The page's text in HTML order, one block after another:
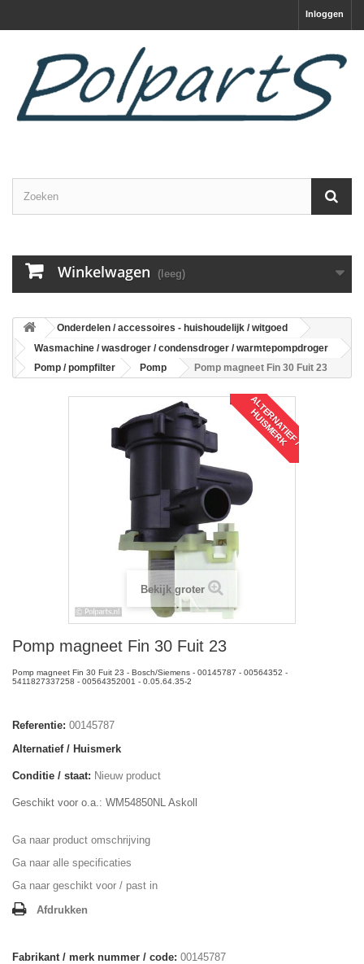
Inloggen
Winkelwagen (leeg)
Onderdelen / accessoires - huishoudelijk / witgoed
Wasmachine / wasdroger / condensdroger / warmtepompdroger
Pomp / pompfilter
Pomp Pomp magneet Fin 30 Fuit 23
A
L
T
E
R
N
A
T
I
E
F
/
H
U
I
S
M
E
R
K
Bekijk groter
Pomp magneet Fin 30 Fuit 23
Pomp magneet Fin 30 Fuit 23 - Bosch/Siemens - 00145787 - 00564352 -
5411827337258 - 00564352001 - 0.05.64.35-2
Referentie: 00145787
Alternatief / Huismerk
Conditie / staat: Nieuw product
Geschikt voor o.a.: WM54850NL Askoll
Ga naar product omschrijving
Ga naar alle specificaties
Ga naar geschikt voor / past in
Afdrukken
Fabrikant / merk nummer / code: 00145787